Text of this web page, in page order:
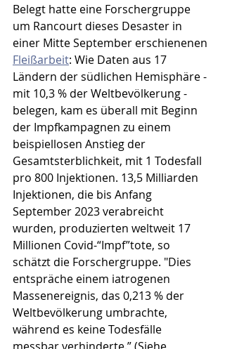
Belegt hatte eine Forschergruppe
um Rancourt dieses Desaster in
einer Mitte September erschienenen
Fleißarbeit: Wie Daten aus 17
Ländern der südlichen Hemisphäre -
mit 10,3 % der Weltbevölkerung -
belegen, kam es überall mit Beginn
der Impfkampagnen zu einem
beispiellosen Anstieg der
Gesamtsterblichkeit, mit 1 Todesfall
pro 800 Injektionen. 13,5 Milliarden
Injektionen, die bis Anfang
September 2023 verabreicht
wurden, produzierten weltweit 17
Millionen Covid-“Impf”tote, so
schätzt die Forschergruppe. "Dies
entspräche einem iatrogenen
Massenereignis, das 0,213 % der
Weltbevölkerung umbrachte,
während es keine Todesfälle